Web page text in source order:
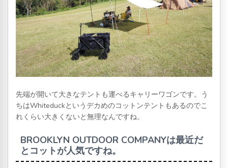
先端が開いて大きなテントも運べるキャリーワゴンです。う
ちはWhiteduckというデカめのコットンテントもあるのでこ
れくらい大きくないと無理なんですね。
BROOKLYN OUTDOOR COMPANYは最近だ
とコットが人気ですね。